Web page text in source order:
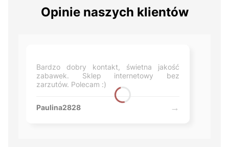
Opinie naszych klientów
Bardzo dobry kontakt, świetna jakość
zabawek. Sklep internetowy bez
zarzutów. Polecam :)
Paulina2828